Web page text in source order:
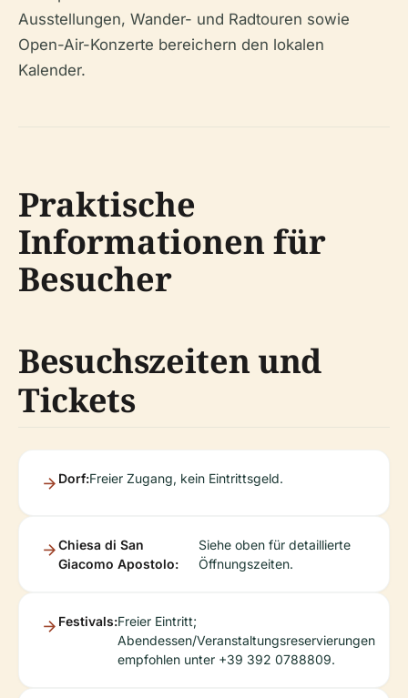
Ausstellungen, Wander- und Radtouren sowie
Open-Air-Konzerte bereichern den lokalen
Kalender.
Praktische
Informationen für
Besucher
Besuchszeiten und
Tickets
Dorf:Freier Zugang, kein Eintrittsgeld.
Chiesa di San
Giacomo Apostolo:
Siehe oben für detaillierte
Öffnungszeiten.
Festivals:Freier Eintritt;
Abendessen/Veranstaltungsreservierungen
empfohlen unter +39 392 0788809.